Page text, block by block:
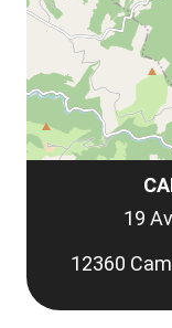
19
12360